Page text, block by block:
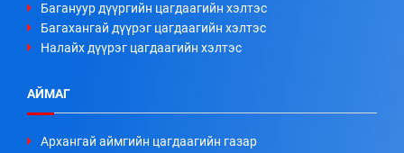
Багануур дүүргийн цагдаагийн хэлтэс
Багахангай дүүрэг цагдаагийн хэлтэс
Налайх дүүрэг цагдаагийн хэлтэс
АЙМАГ
Архангай аймгийн цагдаагийн газар